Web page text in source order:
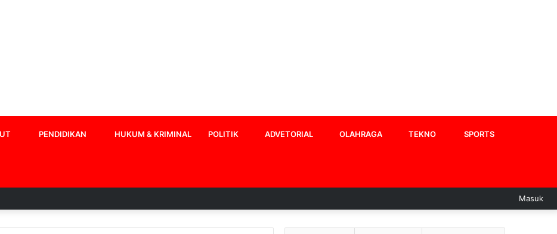
PENDIDIKAN HUKUM & KRIMINAL POLITIK ADVETORIAL OLAHRAGA TEKNO SPORTS
Masuk